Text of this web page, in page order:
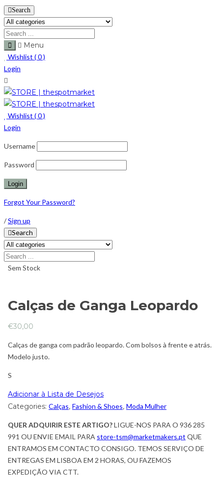
Search
Menu
Wishlist (0)
Login
Wishlist (0)
Login
Username
Password
Forgot Your Password?
/Sign up
Search
Sem Stock
Calças de Ganga Leopardo
€30,00
Calças de ganga com padrão leopardo. Com bolsos à frente e atrás.
Modelo justo.
S
Adicionar à Lista de Desejos
Categories: Calças, Fashion & Shoes, Moda Mulher
QUER ADQUIRIR ESTE ARTIGO?LIGUE-NOS PARA O 936 285
991 OU ENVIE EMAIL PARA store-tsm@marketmakers.pt QUE
ENTRAMOS EM CONTACTO CONSIGO. TEMOS SERVIÇO DE
ENTREGAS EM LISBOA EM 2 HORAS, OU FAZEMOS
EXPEDIÇÃO VIA CTT.